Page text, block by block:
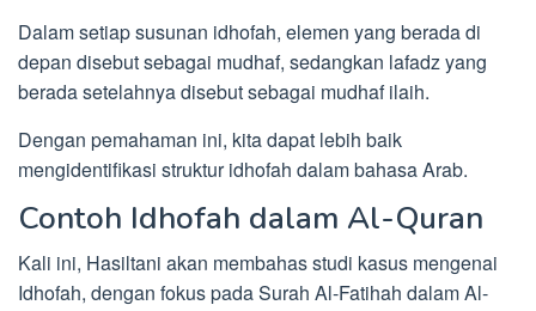
Dalam setiap susunan idhofah, elemen yang berada di
depan disebut sebagai mudhaf, sedangkan lafadz yang
berada setelahnya disebut sebagai mudhaf ilaih.
Dengan pemahaman ini, kita dapat lebih baik
mengidentifikasi struktur idhofah dalam bahasa Arab.
Contoh Idhofah dalam Al-Quran
Kali ini, Hasiltani akan membahas studi kasus mengenai
Idhofah, dengan fokus pada Surah Al-Fatihah dalam Al-